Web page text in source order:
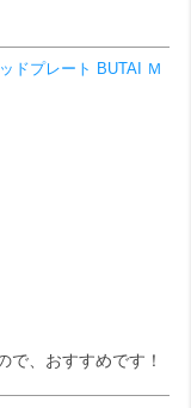
ドプレート BUTAI Ｍ
で、おすすめです！